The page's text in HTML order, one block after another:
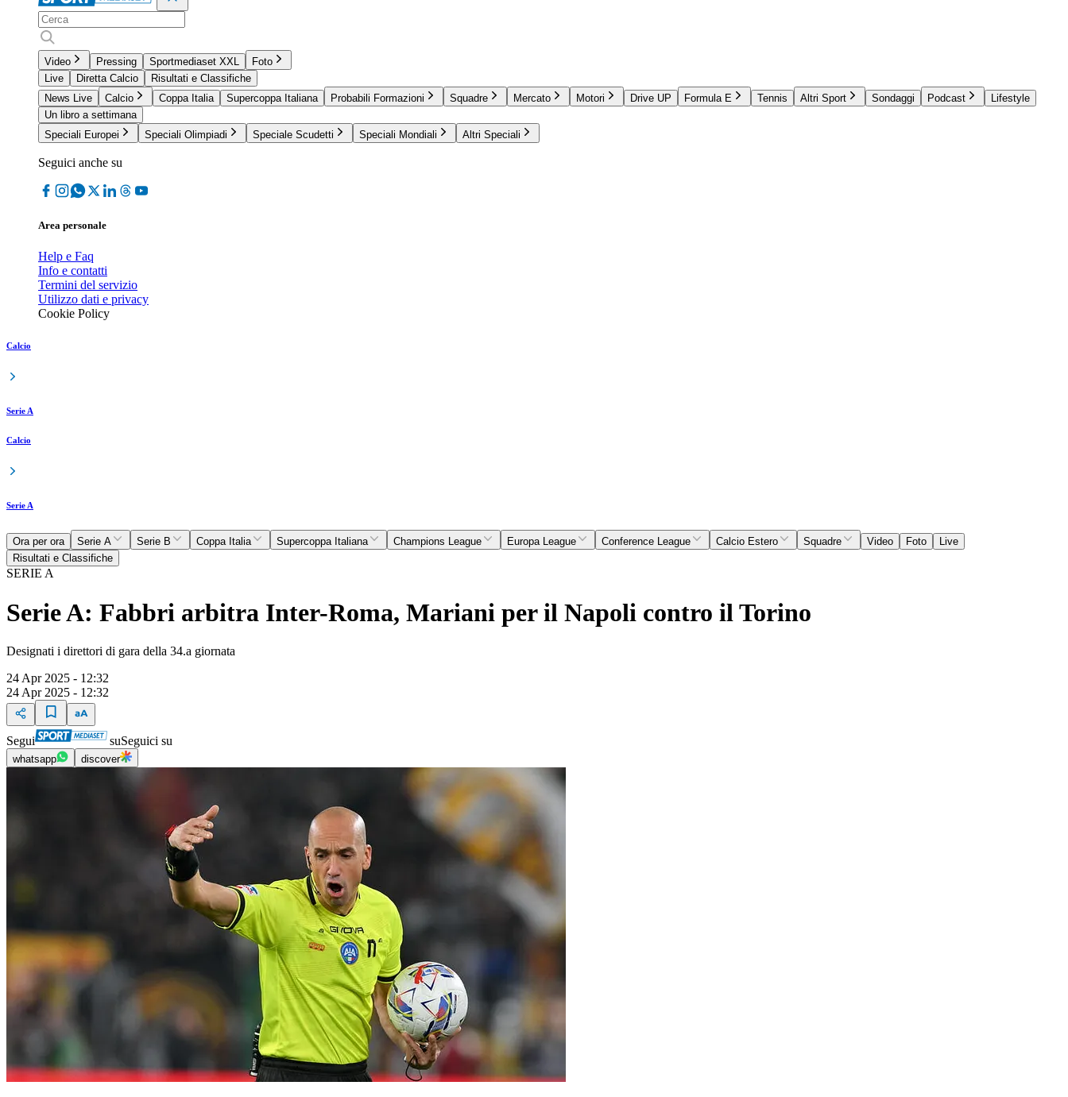
Video Pressing Sportmediaset XXL
Foto
Live
Diretta Calcio
Risultati e Classifiche
News Live
Calcio Coppa Italia Supercoppa Italiana Probabili Formazioni Squadre Mercato Motori Drive UP Formula E Tennis Altri Sport Sondaggi Podcast
Lifestyle
Un libro a settimana
Speciali Europei
Speciali Olimpiadi Speciale Scudetti Speciali Mondiali Altri Speciali
Seguici anche su
Area personale
Help e Faq
Info e contatti
Termini del servizio
Utilizzo dati e privacy
Cookie Policy
Calcio
Serie A
Calcio
Serie A
Ora per ora Serie A Serie B Coppa Italia Supercoppa Italiana Champions League Europa League Conference League Calcio Estero Squadre Video Foto
Live
Risultati e Classifiche
SERIE A
Serie A: Fabbri arbitra Inter-Roma, Mariani per il Napoli contro il Torino
Designati i direttori di gara della 34.a giornata
24 Apr 2025 - 12:32
24 Apr 2025 - 12:32
Segui suSeguici su
whatsapp discover